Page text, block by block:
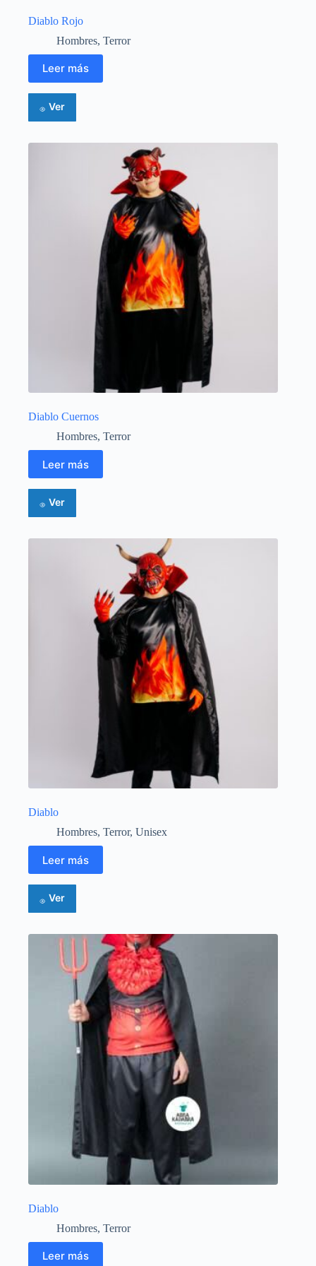
Diablo Rojo
Hombres, Terror
Leer más
Ver
Diablo Cuernos
Hombres, Terror
Leer más
Ver
Diablo
Hombres, Terror, Unisex
Leer más
Ver
Diablo
Hombres, Terror
Leer más